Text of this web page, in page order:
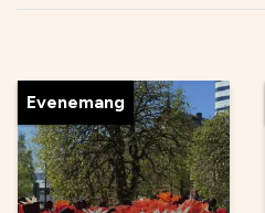
Evenemang